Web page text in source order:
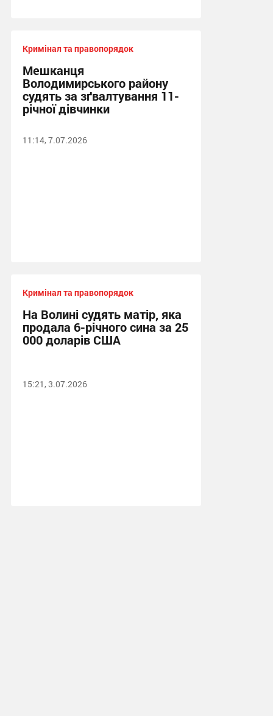
Кримінал та правопорядок
Мешканця
Володимирського району
судять за зґвалтування 11-
річної дівчинки
11:14, 7.07.2026
Кримінал та правопорядок
На Волині судять матір, яка
продала 6-річного сина за 25
000 доларів США
15:21, 3.07.2026